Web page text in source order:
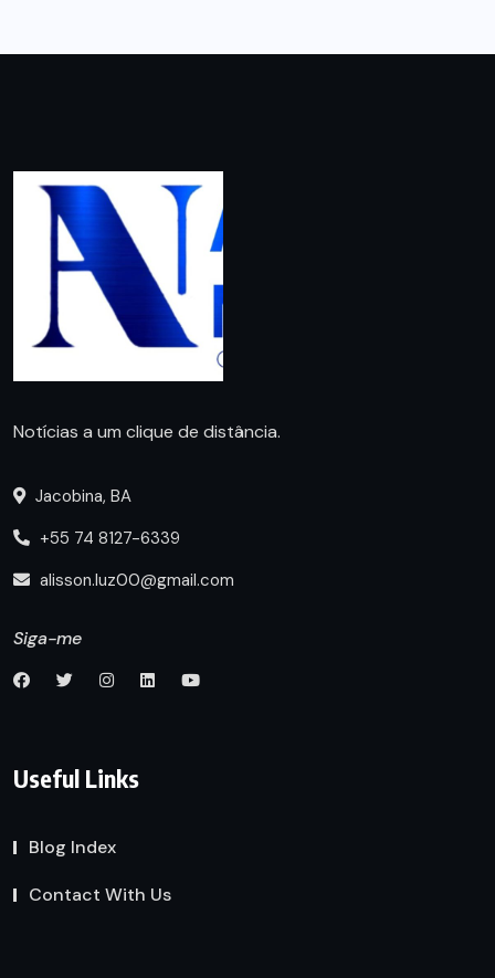
Notícias a um clique de distância.
Jacobina, BA
+55 74 8127-6339
alisson.luz00@gmail.com
Siga-me
Useful Links
Blog Index
Contact With Us